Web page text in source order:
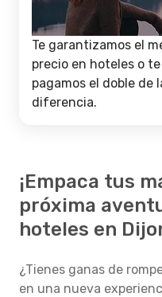
Te garantizamos el
precio en hoteles o te
pagamos el doble de
diferencia.
¡Empaca tus
próxima
hoteles en
¿Tienes ganas de
en una nueva